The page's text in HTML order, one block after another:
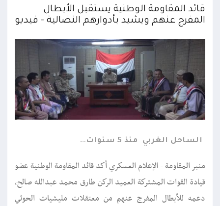
قائد المقاومة الوطنية يستقبل الأبطال
المفرج عنهم ويشيد بأدوارهم النضالية - فيديو
الساحل الغربي منذ 5 سنوات
منبر المقاومة - الإعلام العسكري أكد قائد المقاومة الوطنية عضو
قيادة القوات المشتركة العميد الركن طارق محمد عبدالله صالح،
دعمه للأبطال المفرج عنهم من معتقلات مليشيات الحوثي